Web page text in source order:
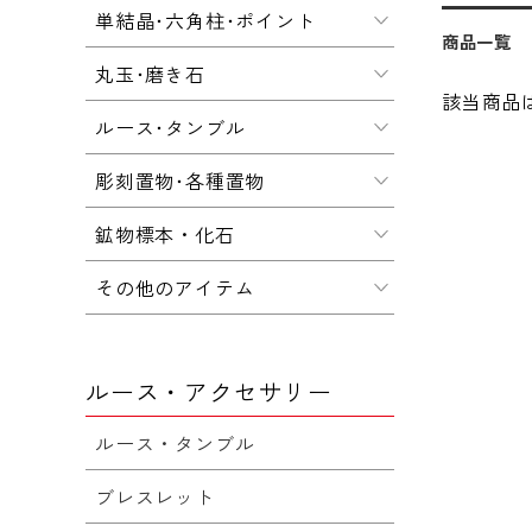
商品一覧
該当商品
単結晶･六角柱･ポイント
丸玉･磨き石
ルース･タンブル
彫刻置物･各種置物
鉱物標本・化石
その他のアイテム
ルース・アクセサリー
ルース・タンブル
ブレスレット